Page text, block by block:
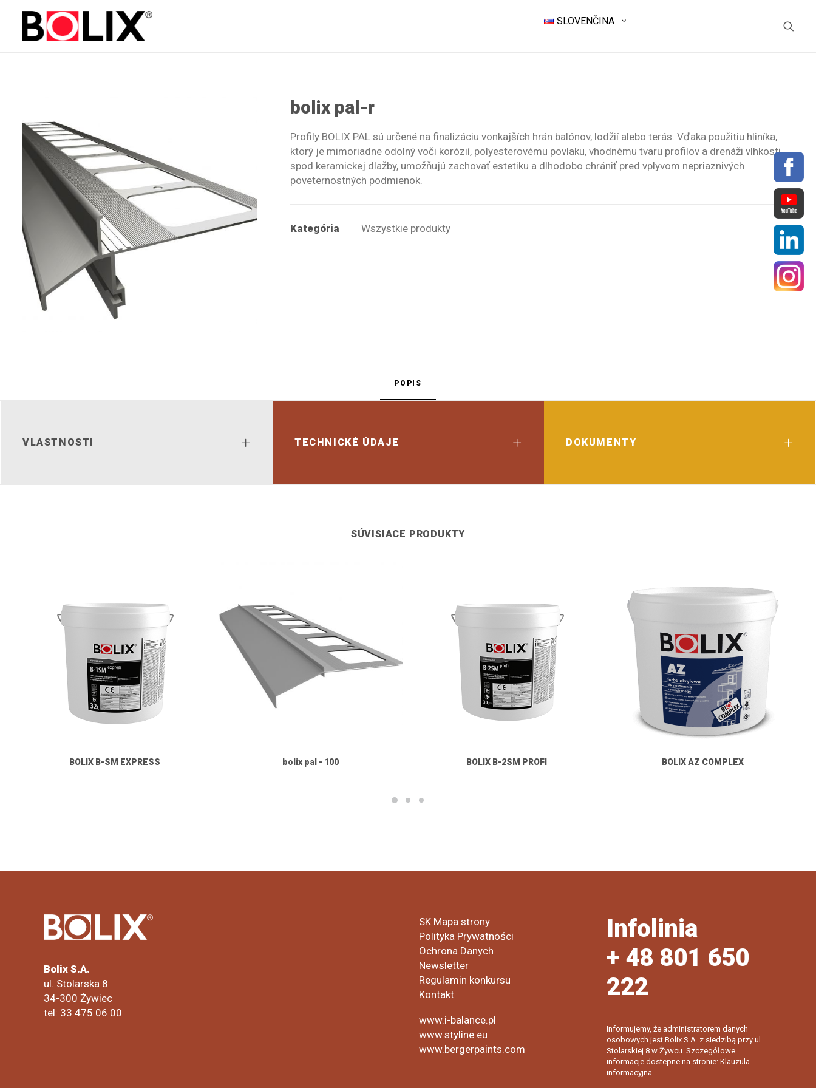
SLOVENČINA
bolix pal-r
Profily BOLIX PAL sú určené na finalizáciu vonkajších hrán balónov, lodžií alebo terás. Vďaka použitiu hliníka,
ktorý je mimoriadne odolný voči korózií, polyesterovému povlaku, vhodnému tvaru profilov a drenáži vlhkosti
spod keramickej dlažby, umožňujú zachovať estetiku a dlhodobo chrániť pred vplyvom nepriaznivých
poveternostných podmienok.
Kategória Wszystkie produkty
POPIS
VLASTNOSTI TECHNICKÉ ÚDAJE DOKUMENTY
SÚVISIACE PRODUKTY
BOLIX B-SM EXPRESS bolix pal - 100 BOLIX B-2SM PROFI BOLIX AZ COMPLEX
Bolix S.A.
ul. Stolarska 8
34-300 Żywiec
tel: 33 475 06 00
SK Mapa strony
Polityka Prywatności
Ochrona Danych
Newsletter
Regulamin konkursu
Kontakt
www.i-balance.pl
www.styline.eu
www.bergerpaints.com
Infolinia
+ 48 801 650
222
Informujemy, że administratorem danych
osobowych jest Bolix S.A. z siedzibą przy ul.
Stolarskiej 8 w Żywcu. Szczegółowe
informacje dostepne na stronie: Klauzula
informacyjna